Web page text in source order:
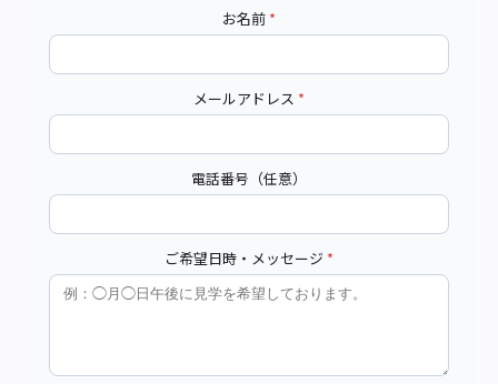
お名前 *
メールアドレス *
電話番号（任意）
ご希望日時・メッセージ *